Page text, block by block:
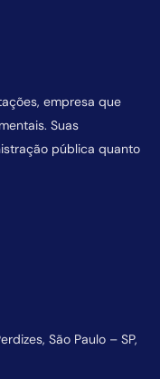
empresa que
Suas
pública quanto
São Paulo – SP,